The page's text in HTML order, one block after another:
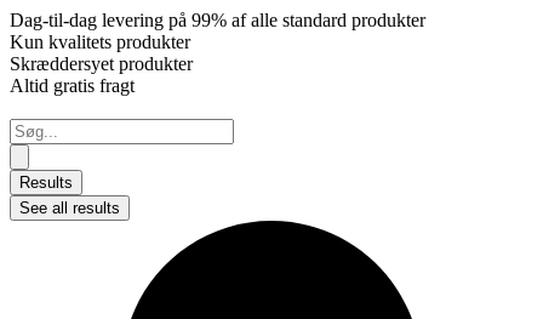
Dag-til-dag levering på 99% af alle standard produkter
Kun kvalitets produkter
Skræddersyet produkter
Altid gratis fragt
Search
...
Results
See all results